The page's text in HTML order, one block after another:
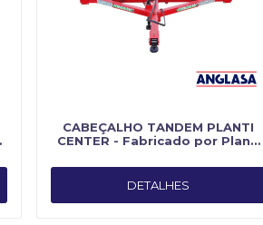
CABEÇALHO TANDEM PLANTI
CENTER - Fabricado por Planti
DETALHES